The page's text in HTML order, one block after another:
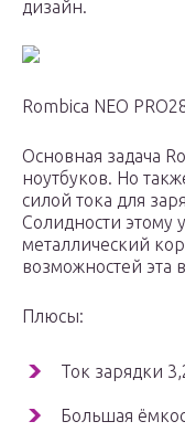
дизайн.
Rombica NEO
Основная задача
ноутбуков. Но
силой тока для
Солидности этому
металлический
возможностей эта
Плюсы:
Ток зарядки
Большая